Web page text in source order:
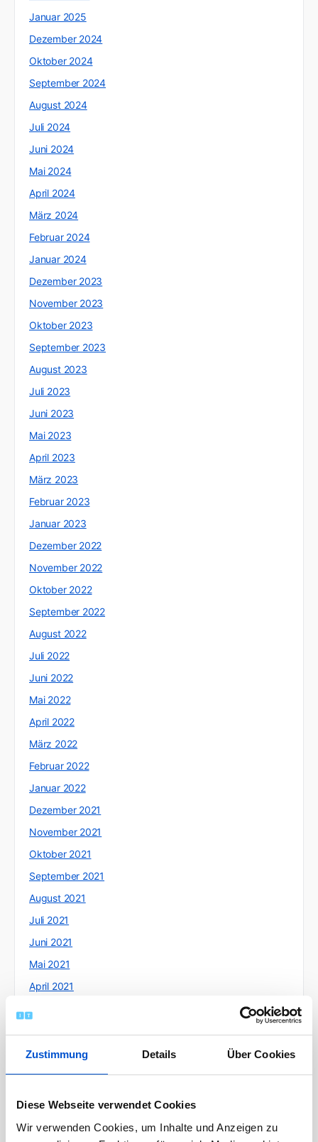
Zustimmung Details Über Cookies
Diese Webseite verwendet Cookies
Wir verwenden Cookies, um Inhalte und Anzeigen zu
Januar 2025
Dezember 2024
Oktober 2024
September 2024
August 2024
Juli 2024
Juni 2024
Mai 2024
April 2024
März 2024
Februar 2024
Januar 2024
Dezember 2023
November 2023
Oktober 2023
September 2023
August 2023
Juli 2023
Juni 2023
Mai 2023
April 2023
März 2023
Februar 2023
Januar 2023
Dezember 2022
November 2022
Oktober 2022
September 2022
August 2022
Juli 2022
Juni 2022
Mai 2022
April 2022
März 2022
Februar 2022
Januar 2022
Dezember 2021
November 2021
Oktober 2021
September 2021
August 2021
Juli 2021
Juni 2021
Mai 2021
April 2021
Januar 2021
Dezember 2020